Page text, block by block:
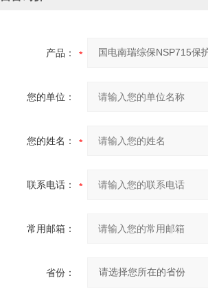
产品：
您的单位：
您的姓名：
联系电话：
常用邮箱：
省份：